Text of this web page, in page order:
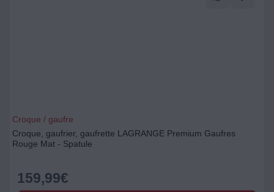
Croque / gaufre
Croque, gaufrier, gaufrette LAGRANGE Premium Gaufres
Rouge Mat - Spatule
159,99€